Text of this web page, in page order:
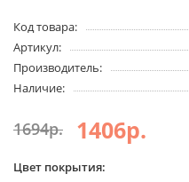
Код товара:
Артикул:
Производитель:
Наличие:
1694р. 1406р.
Цвет покрытия: